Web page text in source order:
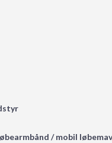
/ mobil